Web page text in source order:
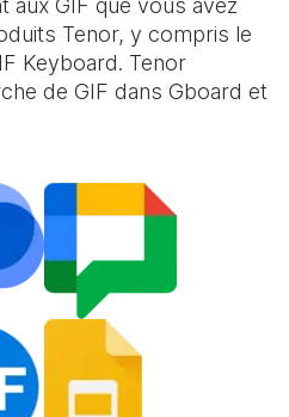
aux GIF que vous avez
Tenor, y compris le
Keyboard. Tenor
de GIF dans Gboard et